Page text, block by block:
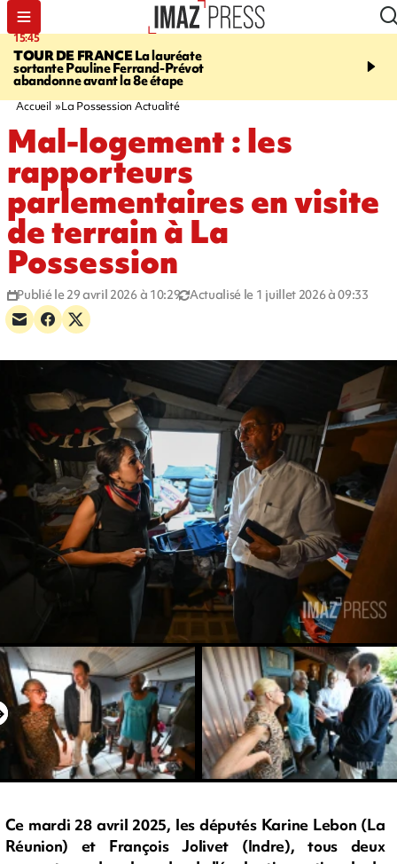
15:45
TOUR DE FRANCELa lauréate
sortante Pauline Ferrand-Prévot
abandonne avant la 8e étape
20:17
routière, concours de
Accueil La Possession Actualité
Mal-logement : les
rapporteurs
parlementaires en visite
de terrain à La
Possession
Publié le 29 avril 2026 à 10:29 Actualisé le 1 juillet 2026 à 09:33
Ce mardi 28 avril 2025, les députés Karine Lebon (La
Réunion) et François Jolivet (Indre), tous deux